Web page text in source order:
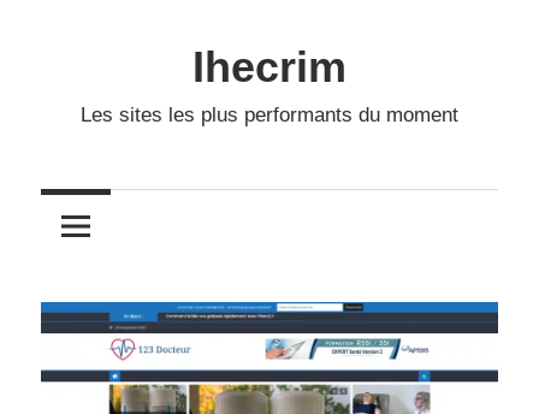
Ihecrim
Les sites les plus performants du moment